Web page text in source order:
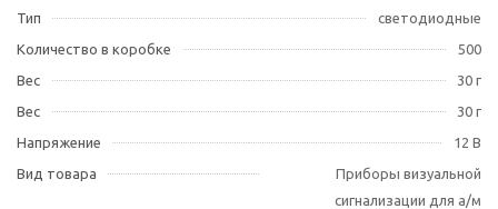
Тип
светодиодные
Количество в коробке
500
Вес
30 г
Вес
30 г
Напряжение
12 В
Вид товара
Приборы визуальной
сигнализации для а/м